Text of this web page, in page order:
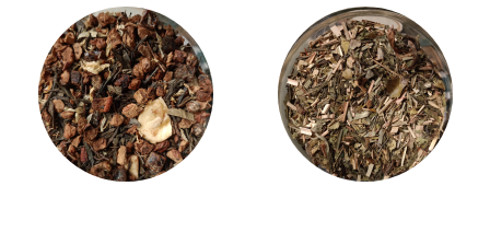
ALIMENTOS
DESHIDRATADOS